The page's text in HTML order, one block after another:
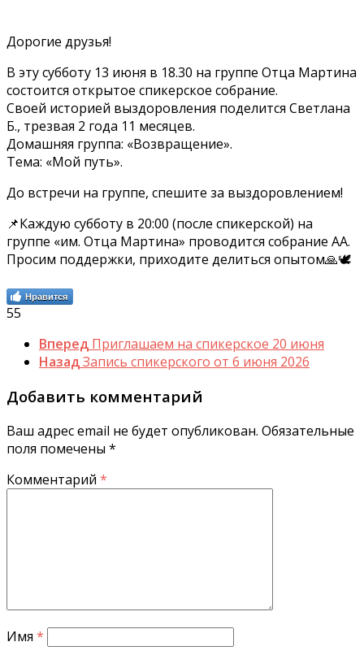
Дорогие друзья!
В эту субботу 13 июня в 18.30 на группе Отца Мартина
состоится открытое спикерское собрание.
Своей историей выздоровления поделится Светлана
Б., трезвая 2 года 11 месяцев.
Домашняя группа: «Возвращение».
Тема: «Мой путь».
До встречи на группе, спешите за выздоровлением!
📌Каждую субботу в 20:00 (после спикерской) на
группе «им. Отца Мартина» проводится собрание АА.
Просим поддержки, приходите делиться опытом🙏🕊️
Нравится
55
Вперед Приглашаем на спикерское 20 июня
НазадЗапись спикерского от 6 июня 2026
Добавить комментарий
Ваш адрес email не будет опубликован. Обязательные
поля помечены *
Комментарий *
Имя *